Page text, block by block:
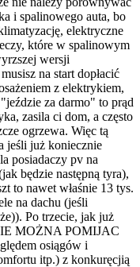
i spalinowego auta, bo
elektryczne
które w spalinowym
wersji
na start dopłacić
z elektrykiem,
za darmo" to prąd
zasila ci dom, a często
ogrzewa. Więc tą
jeśli już koniecznie
posiadaczy pv na
będzie następną tyra),
to nawet właśnie 13 tys.
na dachu (jeśli
Po trzecie, jak już
MOŻNA POMIJAC
osiągów i
itp.) z konkuręcjią